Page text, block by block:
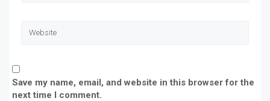
Save my name, email, and website in this browser for the
next time I comment.